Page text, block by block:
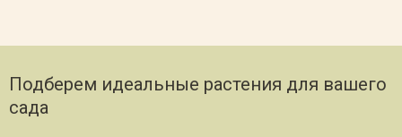
Подберем идеальные растения для вашего
сада